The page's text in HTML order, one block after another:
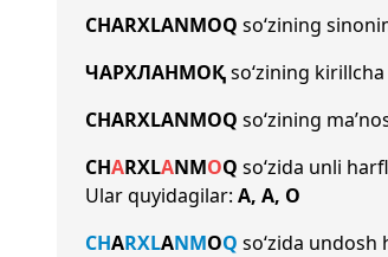
CHARXLANMOQ so‘zining
ЧАРХЛАНМОҚso‘zining
CHARXLANMOQ so‘zining
CHARXLANMOQ so‘zida unli
Ular quyidagilar: A, A, O
CHARXLANMOQ so‘zida